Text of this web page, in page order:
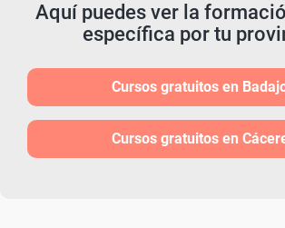
Aquí puedes ver la
específica por tu
Cursos gratuitos en
Cursos gratuitos en